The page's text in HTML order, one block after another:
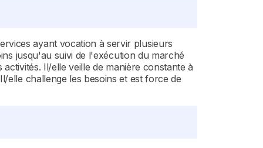
ayant vocation à servir plusieurs
jusqu'au suivi de l'exécution du marché
Il/elle veille de manière constante à
elle challenge les besoins et est force de